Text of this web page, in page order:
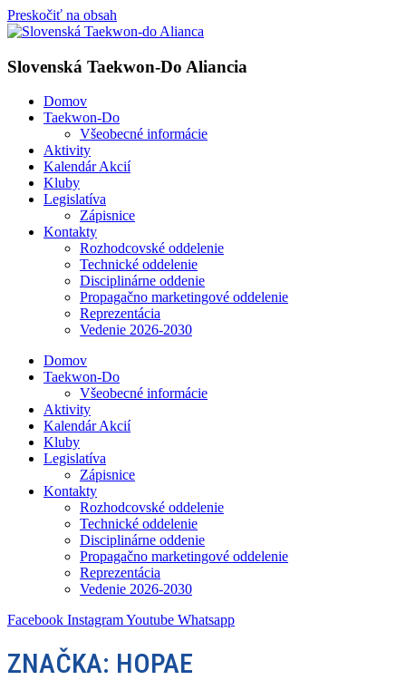
Preskočiť na obsah
Slovenská Taekwon-Do Aliancia
Domov
Taekwon-Do
Všeobecné informácie
Aktivity
Kalendár Akcií
Kluby
Legislatíva
Zápisnice
Kontakty
Rozhodcovské oddelenie
Technické oddelenie
Disciplinárne oddenie
Propagačno marketingové oddelenie
Reprezentácia
Vedenie 2026-2030
Domov
Taekwon-Do
Všeobecné informácie
Aktivity
Kalendár Akcií
Kluby
Legislatíva
Zápisnice
Kontakty
Rozhodcovské oddelenie
Technické oddelenie
Disciplinárne oddenie
Propagačno marketingové oddelenie
Reprezentácia
Vedenie 2026-2030
Facebook InstagramYoutube Whatsapp
ZNAČKA: HOPAE